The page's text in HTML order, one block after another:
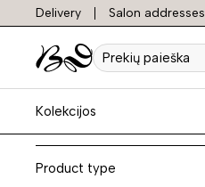
Delivery Salon addresses
Prekių
paieška
Kolekcijos
Product type